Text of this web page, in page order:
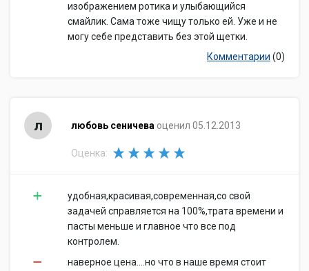
изображением ротика и улыбающийся
смайлик. Сама тоже чищу только ей. Уже и не
могу себе представить без этой щетки.
Комментарии (0)
л любовь сеничева оценил 05.12.2013
Оценка:
удобная,красивая,современная,со свой
задачей справляется на 100%,трата времени и
пасты меньше и главное что все под
контролем.
наверное цена....но что в наше время стоит